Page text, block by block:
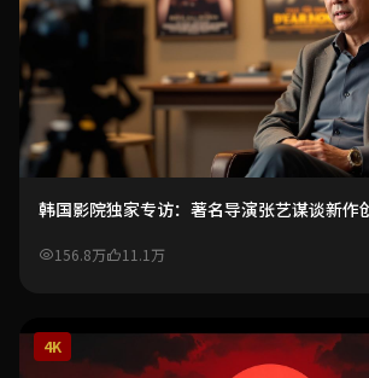
韩国影院独家专访：著名导演张艺谋谈新作
156.8万 11.1万
4K